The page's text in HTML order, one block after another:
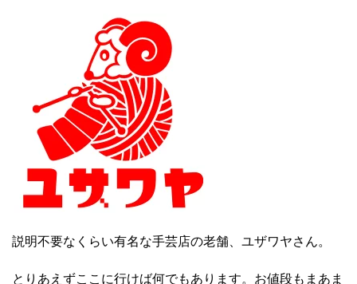
説明不要なくらい有名な手芸店の老舗、ユザワヤさん。
とりあえずここに行けば何でもあります。お値段もまあま